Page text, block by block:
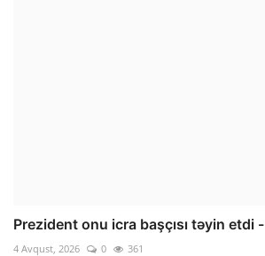
Prezident onu icra başçısı təyin etdi -
4 Avqust, 2026 0 361